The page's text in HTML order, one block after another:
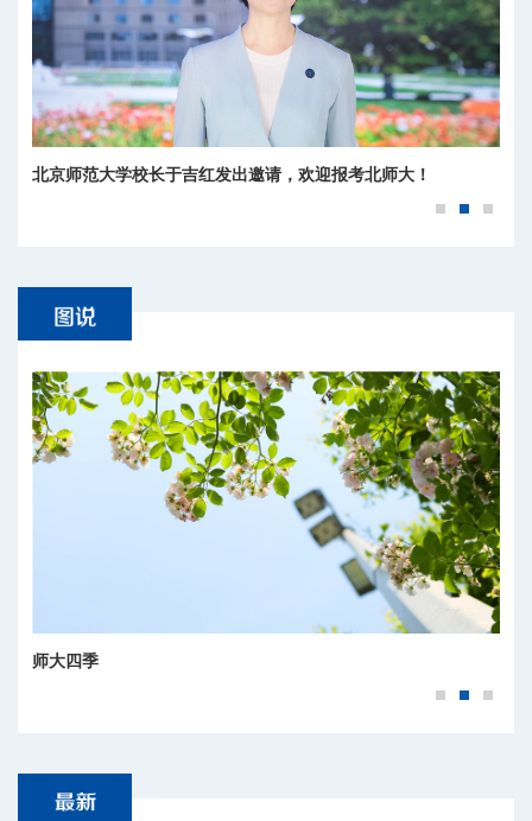
北京师范大学校长于吉红发出邀请，欢迎报考北师大！
师大四季